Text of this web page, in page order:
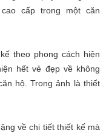
cấp trong một căn
theo phong cách hiện
hết vẻ đẹp về không
hộ. Trong ảnh là thiết
về chi tiết thiết kế mà